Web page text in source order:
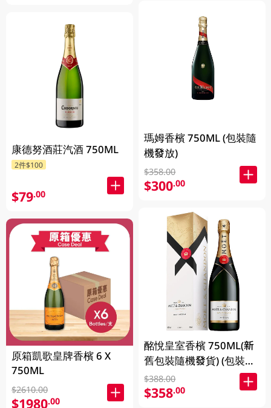
康德努酒莊汽酒 750ML
2件$100
$79.00
原箱凱歌皇牌香檳 6 X
750ML
$2610.00
$1980.00
瑪姆香檳 750ML (包裝隨
機發放)
$358.00
$300.00
酩悅皇室香檳 750ML(新
舊包裝隨機發貨) (包裝隨
機發放)
$388.00
$358.00